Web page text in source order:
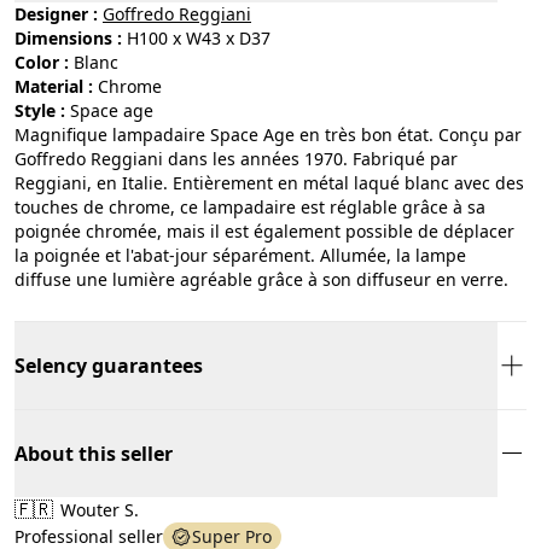
Designer : Goffredo Reggiani
Dimensions : H100 x W43 x D37
Color :
blanc
Material :
chrome
Style :
space age
Magnifique lampadaire Space Age en très bon état. Conçu par
Goffredo Reggiani dans les années 1970. Fabriqué par
Reggiani, en Italie. Entièrement en métal laqué blanc avec des
touches de chrome, ce lampadaire est réglable grâce à sa
poignée chromée, mais il est également possible de déplacer
la poignée et l'abat-jour séparément. Allumée, la lampe
diffuse une lumière agréable grâce à son diffuseur en verre.
Selency guarantees
About this seller
🇫🇷 Wouter S.
Professional seller
Super Pro